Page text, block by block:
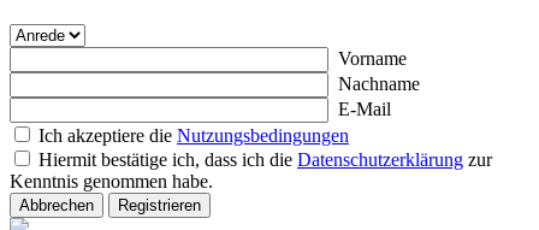
Vorname
Nachname
E-Mail
Ich akzeptiere die Nutzungsbedingungen
Hiermit bestätige ich, dass ich die Datenschutzerklärung zur
Kenntnis genommen habe.
Abbrechen Registrieren